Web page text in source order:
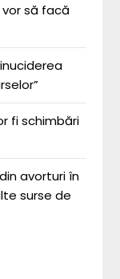
să facă
fi schimbări
avorturi în
surse de